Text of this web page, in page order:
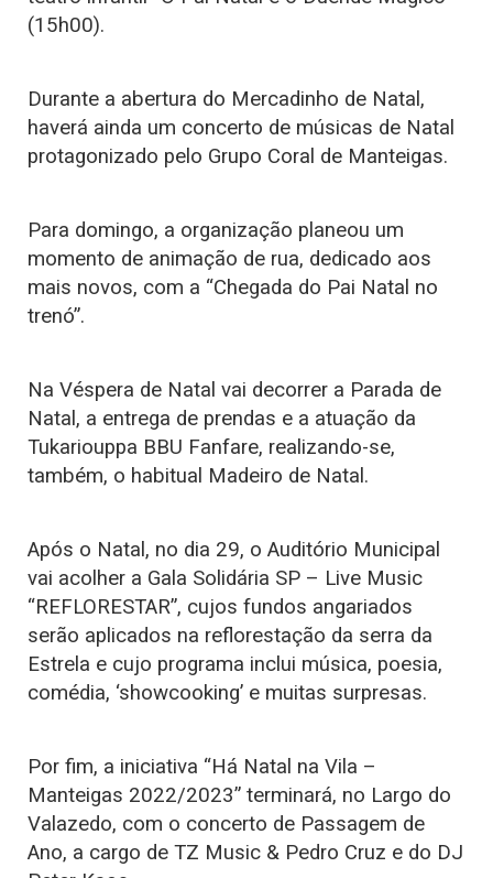
(15h00).
Durante a abertura do Mercadinho de Natal,
haverá ainda um concerto de músicas de Natal
protagonizado pelo Grupo Coral de Manteigas.
Para domingo, a organização planeou um
momento de animação de rua, dedicado aos
mais novos, com a “Chegada do Pai Natal no
trenó”.
Na Véspera de Natal vai decorrer a Parada de
Natal, a entrega de prendas e a atuação da
Tukariouppa BBU Fanfare, realizando-se,
também, o habitual Madeiro de Natal.
Após o Natal, no dia 29, o Auditório Municipal
vai acolher a Gala Solidária SP – Live Music
“REFLORESTAR”, cujos fundos angariados
serão aplicados na reflorestação da serra da
Estrela e cujo programa inclui música, poesia,
comédia, ‘showcooking’ e muitas surpresas.
Por fim, a iniciativa “Há Natal na Vila –
Manteigas 2022/2023” terminará, no Largo do
Valazedo, com o concerto de Passagem de
Ano, a cargo de TZ Music & Pedro Cruz e do DJ